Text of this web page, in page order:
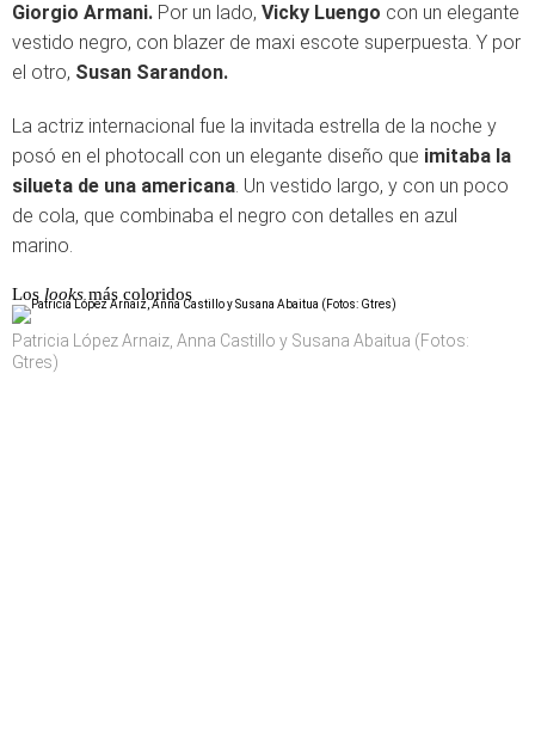
Giorgio Armani. Por un lado, Vicky Luengo con un elegante
vestido negro, con blazer de maxi escote superpuesta. Y por
el otro, Susan Sarandon.
La actriz internacional fue la invitada estrella de la noche y
posó en el photocall con un elegante diseño que imitaba la
silueta de una americana. Un vestido largo, y con un poco
de cola, que combinaba el negro con detalles en azul
marino.
Los looks más coloridos
Patricia López Arnaiz, Anna Castillo y Susana Abaitua (Fotos:
Gtres)